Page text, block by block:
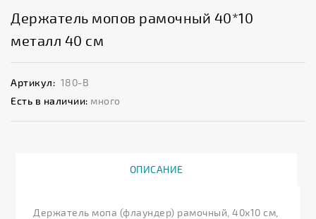
Держатель мопов рамочный 40*10
металл 40 см
Артикул: 180-В
Есть в наличии: много
ОПИСАНИЕ
Держатель мопа (флаундер) рамочный, 40х10 см,